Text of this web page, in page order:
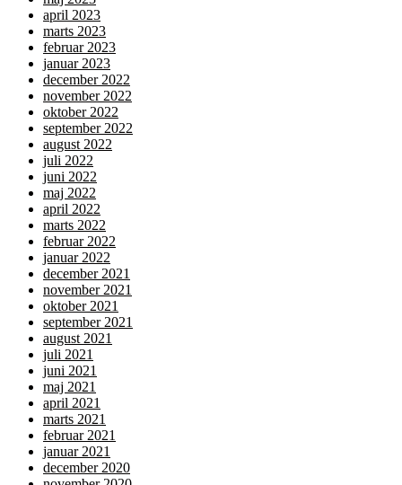
april 2023
marts 2023
februar 2023
januar 2023
december 2022
november 2022
oktober 2022
september 2022
august 2022
juli 2022
juni 2022
maj 2022
april 2022
marts 2022
februar 2022
januar 2022
december 2021
november 2021
oktober 2021
september 2021
august 2021
juli 2021
juni 2021
maj 2021
april 2021
marts 2021
februar 2021
januar 2021
december 2020